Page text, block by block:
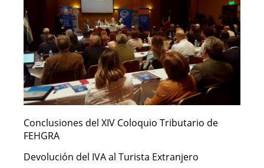
Conclusiones del XIV Coloquio Tributario de
FEHGRA
Devolución del IVA al Turista Extranjero